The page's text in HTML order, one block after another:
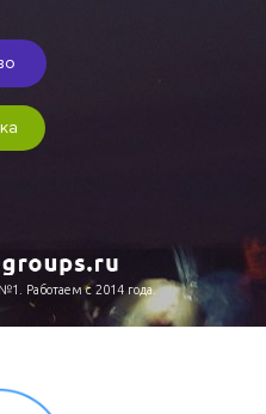
Работаем с 2014 года.